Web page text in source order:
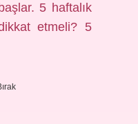
5 haftalık
etmeli? 5